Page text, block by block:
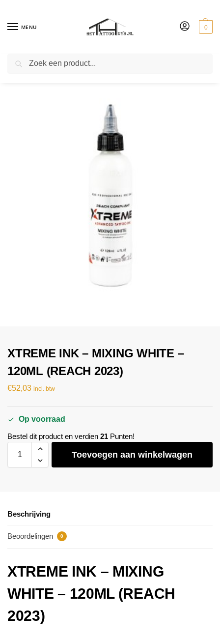
MENU 0
XTREME INK – MIXING WHITE –
120ML (REACH 2023)
€52,03 incl. btw
Op voorraad
Bestel dit product en verdien 21 Punten!
Toevoegen aan winkelwagen
Beschrijving
Beoordelingen 0
XTREME INK – MIXING
WHITE – 120ML (REACH
2023)